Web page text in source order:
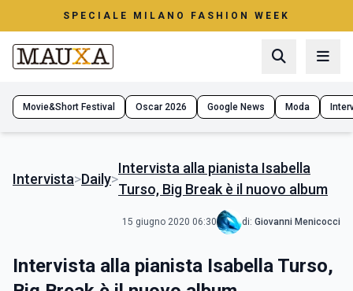
SPECIALE MILANO FASHION WEEK
Movie&Short Festival Oscar 2026 Google News Moda
Intervista>Daily>
Intervista alla pianista Isabella
Turso, Big Break è il nuovo album
15 giugno 2020 06:30 di: Giovanni Menicocci
Intervista alla pianista Isabella Turso,